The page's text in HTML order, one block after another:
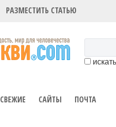
РАЗМЕСТИТЬ СТАТЬЮ
СВЕЖИЕ САЙТЫ ПОЧТА